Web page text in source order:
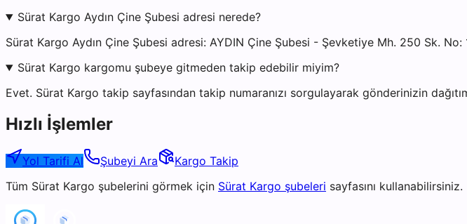
Sürat Kargo Aydın Çine Şubesi adresi nerede?
Sürat Kargo Aydın Çine Şubesi adresi: AYDIN Çine Şubesi - Şevketiye Mh. 250 Sk. No:
Sürat Kargo kargomu şubeye gitmeden takip edebilir miyim?
Evet. Sürat Kargo takip sayfasından takip numaranızı sorgulayarak gönderinizin
Hızlı İşlemler
Yol Tarifi Al Şubeyi Ara
Kargo Takip
Tüm Sürat Kargo şubelerini görmek için Sürat Kargo şubeleri sayfasını kullanabilirsiniz.